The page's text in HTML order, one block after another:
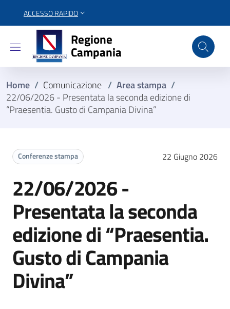
ACCESSO RAPIDO
Regione Campania
Regione
Campania
Home / Comunicazione / Area stampa /
22/06/2026 - Presentata la seconda edizione di
“Praesentia. Gusto di Campania Divina”
Conferenze stampa 22 Giugno 2026
22/06/2026 -
Presentata la seconda
edizione di “Praesentia.
Gusto di Campania
Divina”